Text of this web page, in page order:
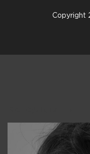
Copyright